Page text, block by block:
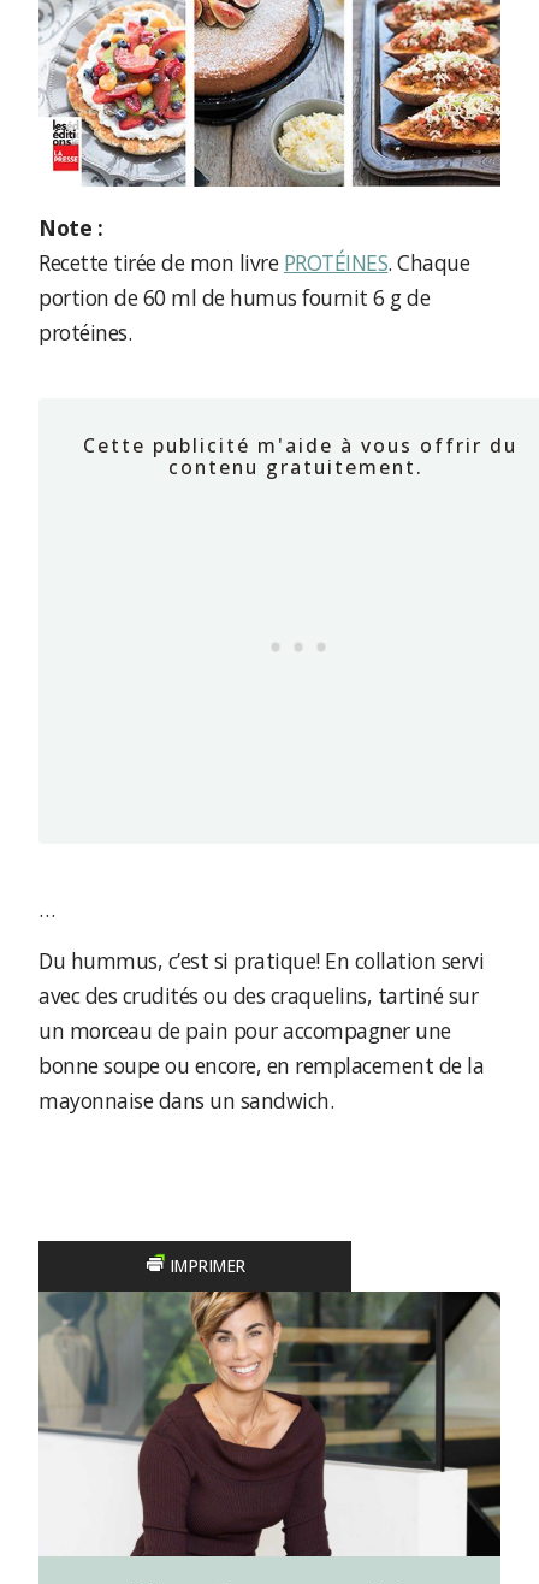
Note :
Recette tirée de mon livre PROTÉINES. Chaque
portion de 60 ml de humus fournit 6 g de
protéines.
…
Du hummus, c’est si pratique! En collation servi
avec des crudités ou des craquelins, tartiné sur
un morceau de pain pour accompagner une
bonne soupe ou encore, en remplacement de la
mayonnaise dans un sandwich.
IMPRIMER